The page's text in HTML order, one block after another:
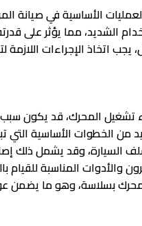
الأساسية في صيانة
الشديد، مما يؤثر
اتخاذ الإجراءات
المحرك، قد يكون
من الخطوات الأساسية
سلف السيارة، وقد يشمل ذلك
المناسبة للقيام
بسلاسة، وهو ما يضمن